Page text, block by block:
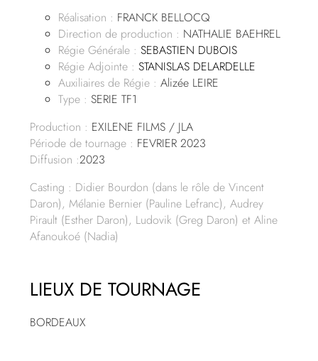
Réalisation : FRANCK BELLOCQ
Direction de production : NATHALIE BAEHREL
Régie Générale :SEBASTIEN DUBOIS
Régie Adjointe :STANISLAS DELARDELLE
Auxiliaires de Régie :Alizée LEIRE
Type : SERIE TF1
Production : EXILENE FILMS / JLA
Période de tournage : FEVRIER 2023
Diffusion :2023
Casting : Didier Bourdon (dans le rôle de Vincent
Daron), Mélanie Bernier (Pauline Lefranc), Audrey
Pirault (Esther Daron), Ludovik (Greg Daron) et Aline
Afanoukoé (Nadia)
LIEUX DE TOURNAGE
BORDEAUX